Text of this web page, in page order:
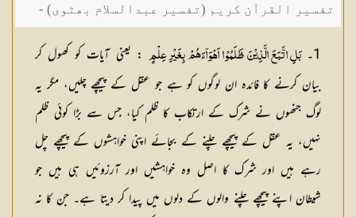
تفسیر القرآن کریم (تفسیر عبدالسلام بھٹوی) -
حافظ عبدالسلام بن محمد
1۔ بَلِ اتَّبَعَ الَّذِيْنَ ظَلَمُوْا اَهْوَآءَهُمْ بِغَيْرِ عِلْمٍ
: یعنی آیات کو کھول کر
بیان کرنے کا فائدہ ان لوگوں کو ہے جو عقل کے پیچھے چلیں، مگر یہ
لوگ جنھوں نے شرک کے ارتکاب کا ظلم کیا، جس سے بڑا کوئی ظلم
نہیں، یہ عقل کے پیچھے چلنے کے بجائے اپنی خواہشوں کے پیچھے چل
رہے ہیں اور شرک کا اصل وہ خواہشیں اور آرزوئیں ہی ہیں جو
شیطان اپنے پیچھے چلنے والوں کے دلوں میں پیدا کر دیتا ہے۔ جن کا نہ